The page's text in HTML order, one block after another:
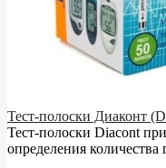
Тест-полоски Диаконт
Тест-полоски Diacont
определения